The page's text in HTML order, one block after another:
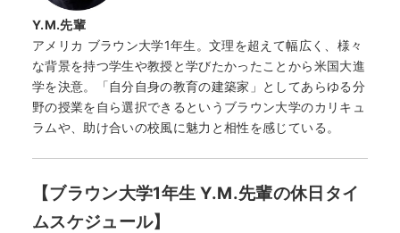
Y.M.先輩
アメリカ ブラウン大学1年生。文理を超えて幅広く、様々
な背景を持つ学生や教授と学びたかったことから米国大進
学を決意。「自分自身の教育の建築家」としてあらゆる分
野の授業を自ら選択できるというブラウン大学のカリキュ
ラムや、助け合いの校風に魅力と相性を感じている。
【ブラウン大学1年生 Y.M.先輩の休日タイ
ムスケジュール】